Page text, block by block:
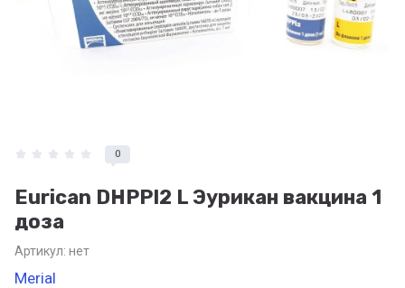
0
Eurican DHPPI2 L Эурикан вакцина 1
доза
Артикул: нет
Merial